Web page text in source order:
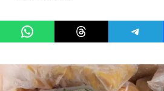
Share on WhatsAppShare on Threads